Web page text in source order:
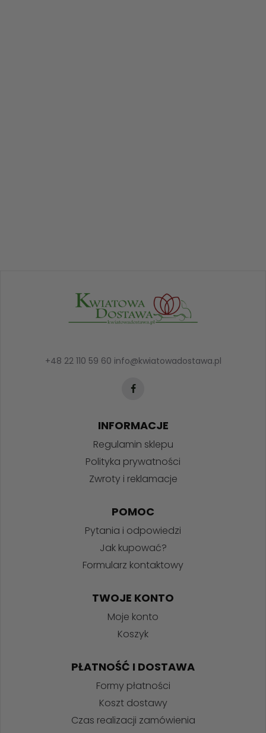
+48 22 110 59 60 info@kwiatowadostawa.pl
INFORMACJE
Regulamin sklepu
Polityka prywatności
Zwroty i reklamacje
POMOC
Pytania i odpowiedzi
Jak kupować?
Formularz kontaktowy
TWOJE KONTO
Moje konto
Koszyk
PŁATNOŚĆ I DOSTAWA
Formy płatności
Koszt dostawy
Czas realizacji zamówienia